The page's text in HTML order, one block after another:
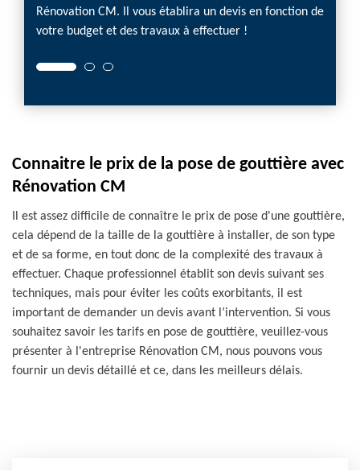
Rénovation CM. Il vous établira un devis en fonction de
votre budget et des travaux à effectuer !
Connaitre le prix de la pose de gouttière avec
Rénovation CM
Il est assez difficile de connaître le prix de pose d'une gouttière,
cela dépend de la taille de la gouttière à installer, de son type
et de sa forme, en tout donc de la complexité des travaux à
effectuer. Chaque professionnel établit son devis suivant ses
techniques, mais pour éviter les coûts exorbitants, il est
important de demander un devis avant l’intervention. Si vous
souhaitez savoir les tarifs en pose de gouttière, veuillez-vous
présenter à l'entreprise Rénovation CM, nous pouvons vous
fournir un devis détaillé et ce, dans les meilleurs délais.